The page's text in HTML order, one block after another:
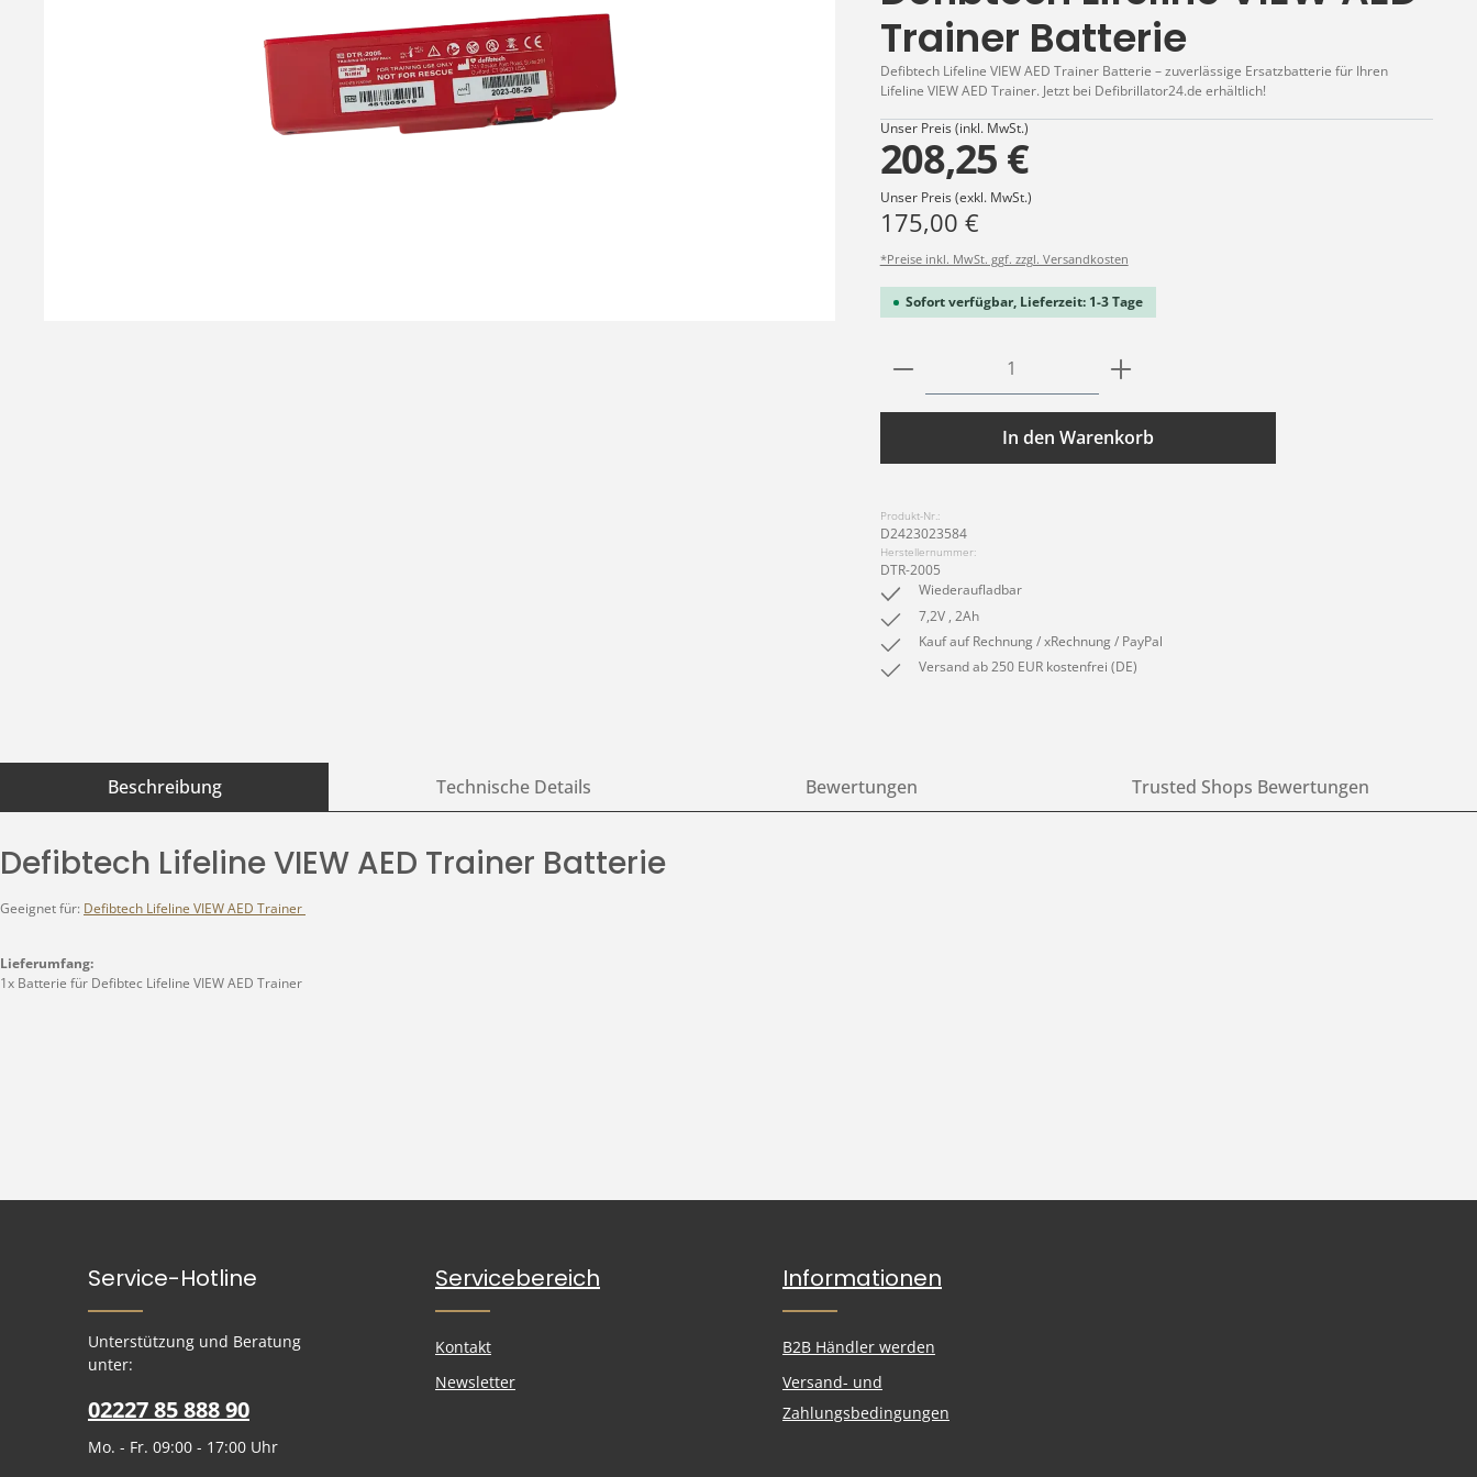
Trainer Batterie
Defibtech Lifeline VIEW AED Trainer Batterie – zuverlässige Ersatzbatterie für Ihren
Lifeline VIEW AED Trainer. Jetzt bei Defibrillator24.de erhältlich!
Unser Preis (inkl. MwSt.)
208,25 €
Unser Preis (exkl. MwSt.)
175,00 €
*Preise inkl. MwSt. ggf. zzgl. Versandkosten
Sofort verfügbar, Lieferzeit: 1-3 Tage
Produkt Anzahl: Gib den gewünschten Wert
In den Warenkorb
Produkt-Nr.:
D2423023584
Herstellernummer:
DTR-2005
Wiederaufladbar
7,2V , 2Ah
Kauf auf Rechnung / xRechnung / PayPal
Versand ab 250 EUR kostenfrei (DE)
Beschreibung Technische Details Bewertungen Trusted Shops Bewertungen
Defibtech Lifeline VIEW AED Trainer Batterie
Geeignet für: Defibtech Lifeline VIEW AED Trainer
Lieferumfang:
1x Batterie für Defibtec Lifeline VIEW AED Trainer
Service-Hotline
Unterstützung und Beratung
unter:
02227 85 888 90
Mo. - Fr. 09:00 - 17:00 Uhr
Servicebereich
Kontakt
Newsletter
Informationen
B2B Händler werden
Versand- und
Zahlungsbedingungen